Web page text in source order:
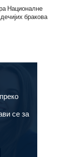
Националне
бракова
се за